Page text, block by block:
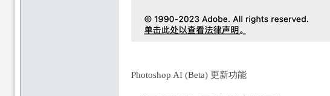
Photoshop AI (Beta) 更新功能